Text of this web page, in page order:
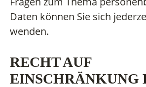
Daten können Sie sich
wenden.
RECHT AUF
EINSCHRÄNKUNG